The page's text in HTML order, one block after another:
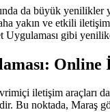
da büyük yenilikler
yakın ve etkili
gibi
iletişim araçları
Bu noktada, Maraş